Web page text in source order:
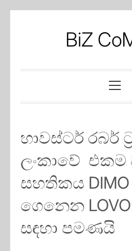
BiZ
Menu
හාවස්ටර් රබර්
ලංකාවේ
සහතිකය
ගෙනෙන
සඳහා පමණයි